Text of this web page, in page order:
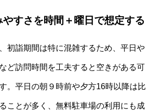
すさを時間＋曜日で想定する
初詣期間は特に混雑するため、平日や
ど訪問時間を工夫すると空きがある可
。平日の朝９時前や夕方16時以降は比
ことが多く、無料駐車場の利用にも成